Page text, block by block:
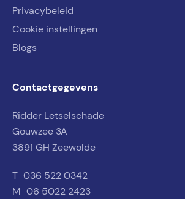
Privacybeleid
Cookie instellingen
Blogs
Contactgegevens
Ridder Letselschade
Gouwzee 3A
3891 GH Zeewolde
T 036 522 0342
M 06 5022 2423